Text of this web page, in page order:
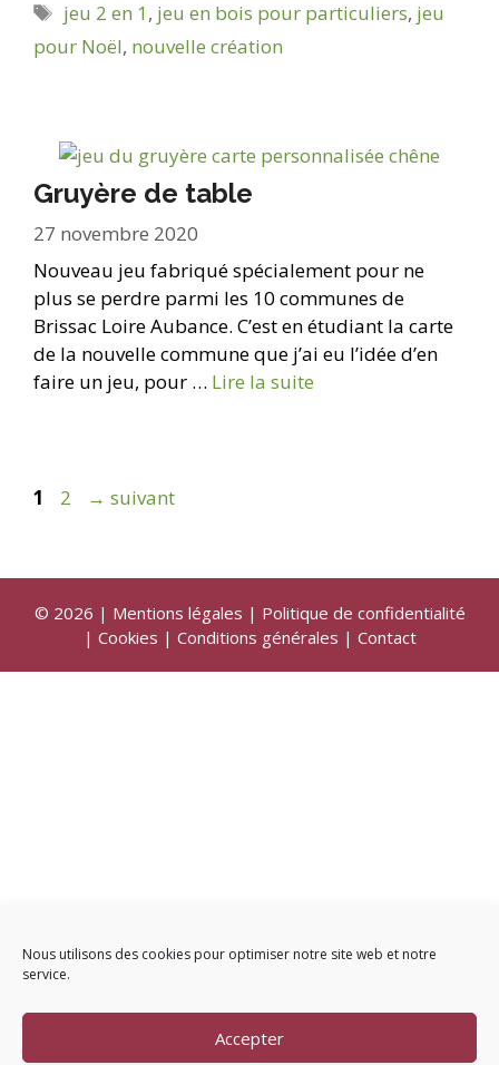
Nous utilisons des cookies pour optimiser notre site web et notre
service.
Accepter
Étiquettes
jeu 2 en 1, jeu en bois pour particuliers, jeu
pour Noël, nouvelle création
Gruyère de table
27 novembre 2020
Nouveau jeu fabriqué spécialement pour ne
plus se perdre parmi les 10 communes de
Brissac Loire Aubance. C’est en étudiant la carte
de la nouvelle commune que j’ai eu l’idée d’en
faire un jeu, pour … Lire la suite
Page
1 Page
2 → suivant
© 2026 | Mentions légales | Politique de confidentialité
| Cookies | Conditions générales | Contact